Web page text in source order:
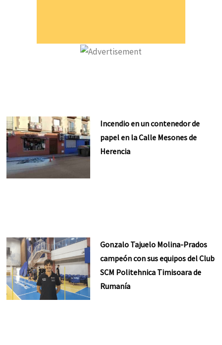
Incendio en un contenedor de
papel en la Calle Mesones de
Herencia
Gonzalo Tajuelo Molina-Prados
campeón con sus equipos del Club
SCM Politehnica Timisoara de
Rumanía